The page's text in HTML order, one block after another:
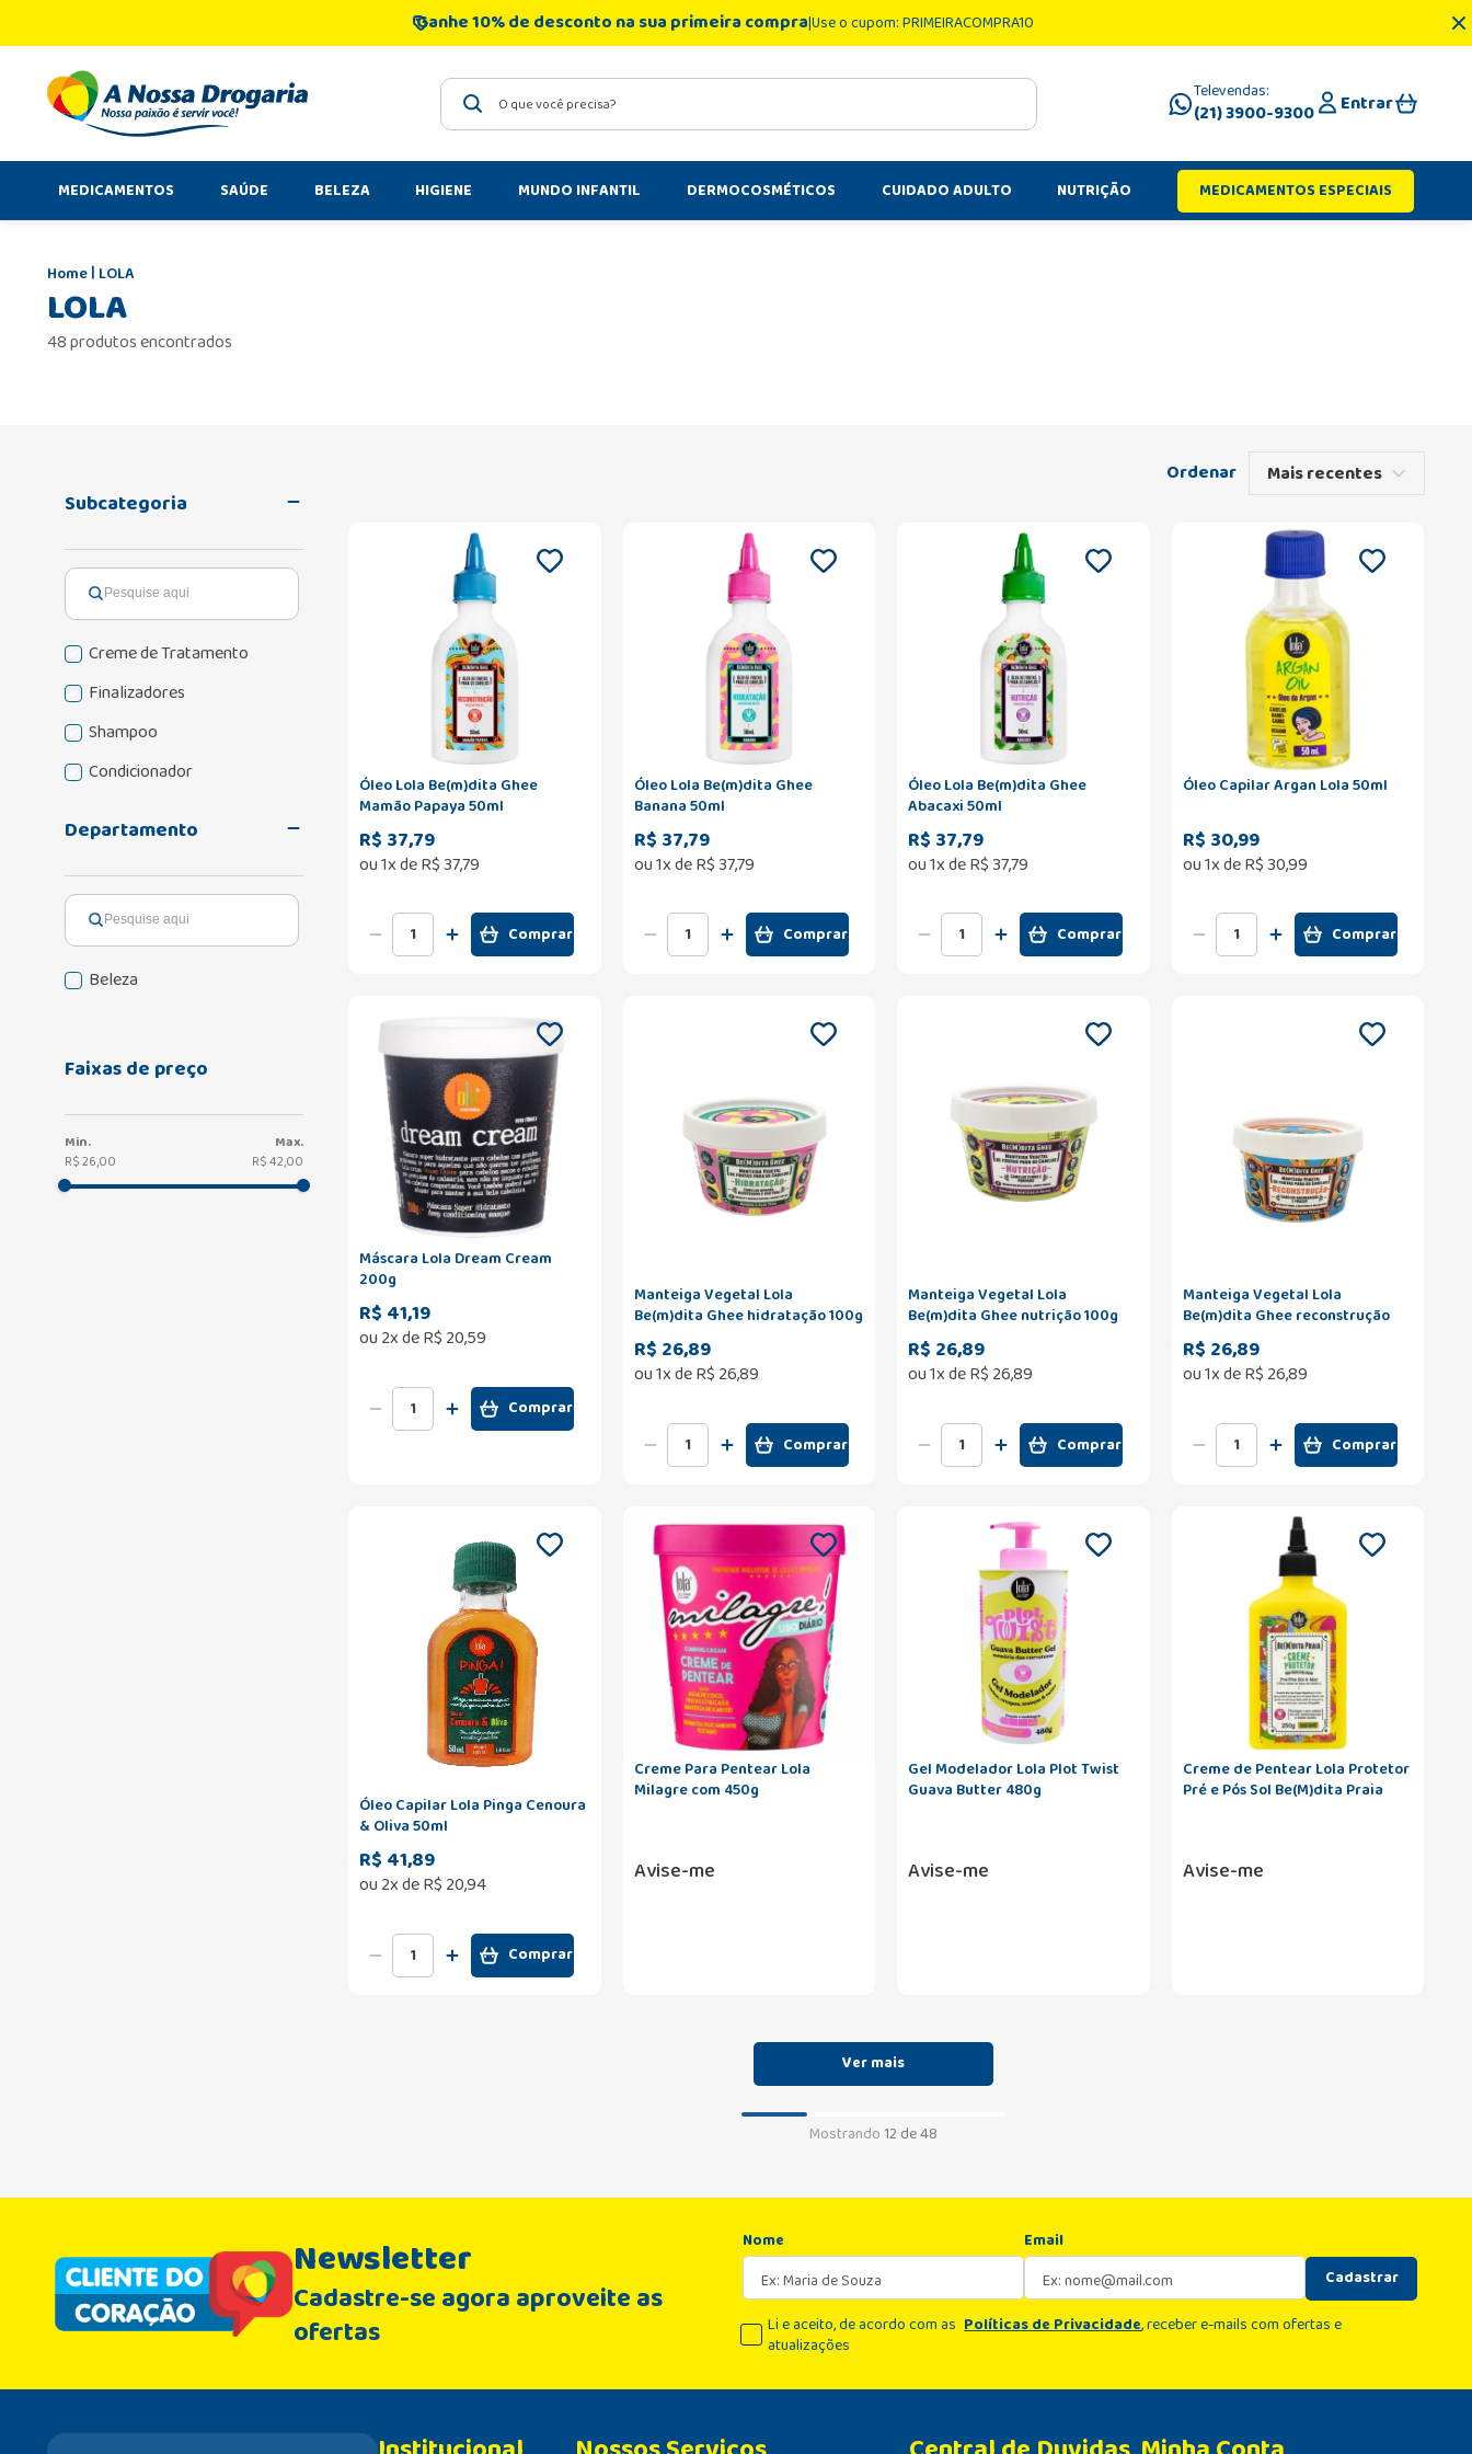
Ganhe 10% de desconto na sua primeira compraUse o cupom: PRIMEIRACOMPRA10
O que você precisa? Televendas:
(21) 3900-9300 Entrar
MEDICAMENTOS SAÚDE BELEZA HIGIENE MUNDO INFANTIL DERMOCOSMÉTICOS CUIDADO ADULTO NUTRIÇÃO MEDICAMENTOS ESPECIAIS
LOLA
LOLA
48 produtos encontrados
Subcategoria
Creme de Tratamento
Finalizadores
Shampoo
Condicionador
Departamento
Beleza
Faixas de preço
R$ 26,00 R$ 42,00
Mais recentes
Óleo Lola Be(m)dita Ghee
Mamão Papaya 50ml
R$ 37,79
ou1x deR$37,79
Comprar
Óleo Lola Be(m)dita Ghee
Banana 50ml
R$ 37,79
ou1x deR$37,79
Comprar
Óleo Lola Be(m)dita Ghee
Abacaxi 50ml
R$ 37,79
ou1x deR$37,79
Comprar
Óleo Capilar Argan Lola 50ml
R$ 30,99
ou1x deR$30,99
Comprar
Máscara Lola Dream Cream
200g
R$ 41,19
ou 2x deR$ 20,59
Comprar
Manteiga Vegetal Lola
Be(m)dita Ghee hidratação 100g
R$ 26,89
ou1x deR$ 26,89
Comprar
Manteiga Vegetal Lola
Be(m)dita Ghee nutrição 100g
R$ 26,89
ou1x deR$ 26,89
Comprar
Manteiga Vegetal Lola
Be(m)dita Ghee reconstrução
100g
R$ 26,89
ou1x deR$ 26,89
Comprar
Óleo Capilar Lola Pinga Cenoura
& Oliva 50ml
R$ 41,89
ou 2x deR$ 20,94
Comprar
Creme Para Pentear Lola
Milagre com 450g
Avise-me
Gel Modelador Lola Plot Twist
Guava Butter 480g
Avise-me
Creme de Pentear Lola Protetor
Pré e Pós Sol Be(M)dita Praia
Avise-me
Mostrando12 de 48
Newsletter
Cadastre-se agora aproveite as
ofertas
Nome
Email
Cadastrar
Li e aceito, de acordo com as Políticas de Privacidade, receber e-mails com ofertas e
atualizações